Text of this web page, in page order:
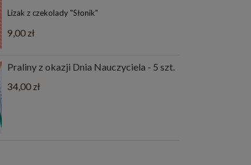
Lizak z czekolady "Słonik"
9,00 zł
Praliny z okazji Dnia Nauczyciela - 5 szt.
34,00 zł